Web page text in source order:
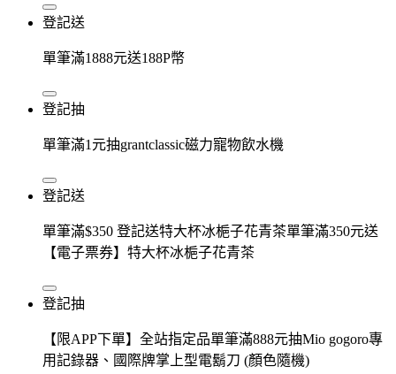
登記送
單筆滿1888元送188P幣
登記抽
單筆滿1元抽grantclassic磁力寵物飲水機
登記送
單筆滿$350 登記送特大杯冰梔子花青茶單筆滿350元送
【電子票券】特大杯冰梔子花青茶
登記抽
【限APP下單】全站指定品單筆滿888元抽Mio gogoro專
用記錄器、國際牌掌上型電鬍刀 (顏色隨機)